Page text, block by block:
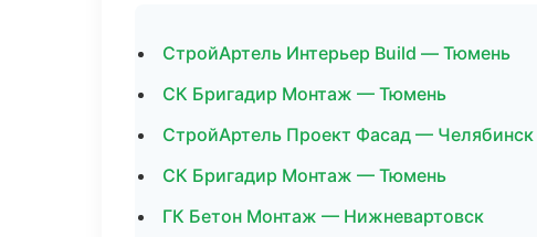
СтройАртель Интерьер Build — Тюмень
СК Бригадир Монтаж — Тюмень
СтройАртель Проект Фасад — Челябинск
СК Бригадир Монтаж — Тюмень
ГК Бетон Монтаж — Нижневартовск